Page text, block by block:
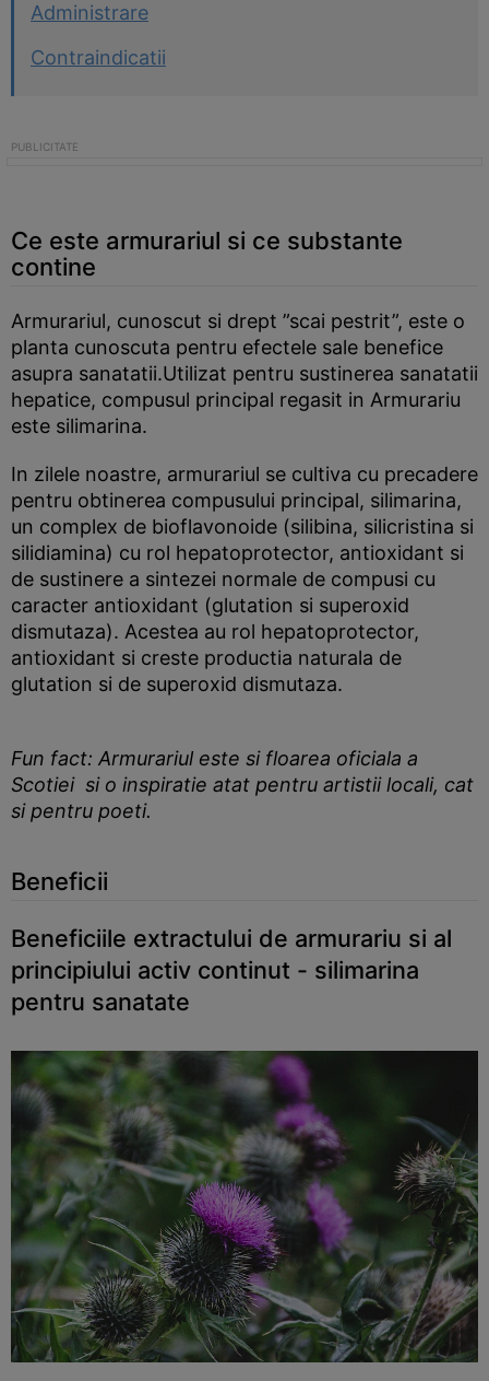
Administrare
Contraindicatii
Ce este armurariul si ce substante
contine
Armurariul, cunoscut si drept ”scai pestrit”, este o
planta cunoscuta pentru efectele sale benefice
asupra sanatatii.Utilizat pentru sustinerea sanatatii
hepatice, compusul principal regasit in Armurariu
este silimarina.
In zilele noastre, armurariul se cultiva cu precadere
pentru obtinerea compusului principal, silimarina,
un complex de bioflavonoide (silibina, silicristina si
silidiamina) cu rol hepatoprotector, antioxidant si
de sustinere a sintezei normale de compusi cu
caracter antioxidant (glutation si superoxid
dismutaza). Acestea au rol hepatoprotector,
antioxidant si creste productia naturala de
glutation si de superoxid dismutaza.
Fun fact: Armurariul este si floarea oficiala a
Scotiei si o inspiratie atat pentru artistii locali, cat
si pentru poeti.
Beneficii
Beneficiile extractului de armurariu si al
principiului activ continut - silimarina
pentru sanatate